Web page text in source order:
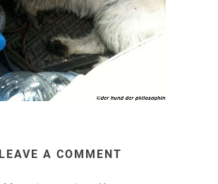
LEAVE A COMMENT